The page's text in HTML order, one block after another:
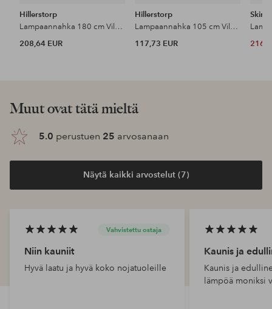
Hillerstorp
Lampaannahka 180 cm Vilma
208,64 EUR
Hillerstorp
Lampaannahka 105 cm Vilma
117,73 EUR
216
Muut ovat tätä mieltä
5.0 perustuen 25 arvosanaan
Näytä kaikki arvostelut (7)
Vahvistettu ostaja
Niin kauniit
Hyvä laatu ja hyvä koko nojatuoleille
Kaunis ja
Kaunis ja
lämpöä moniksi